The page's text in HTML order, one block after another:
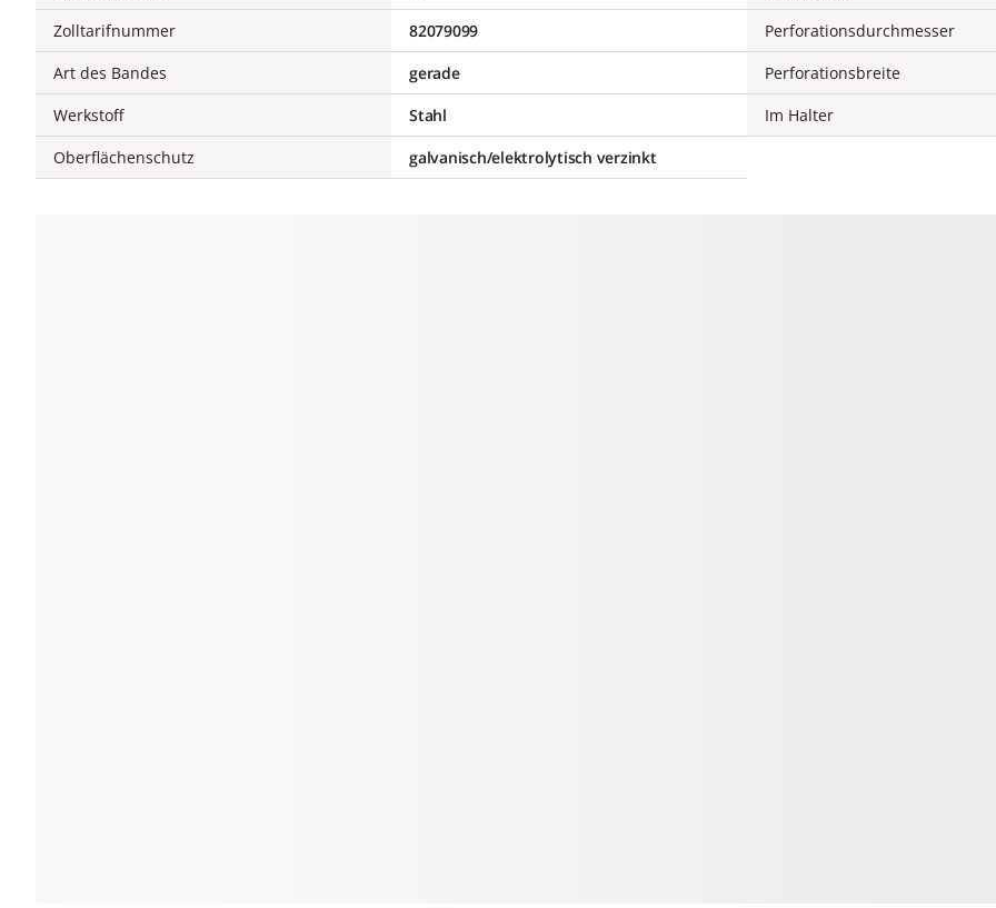
Zolltarifnummer
82079099
Art des Bandes
gerade
Werkstoff
Stahl
Oberflächenschutz
galvanisch/elektrolytisch verzinkt
Perforationsdurchmesser
Perforationsbreite
Im Halter